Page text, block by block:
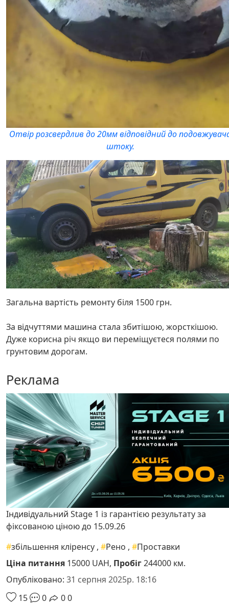
Отвір розсвердлив до 20мм відповідний до
штоку.
Загальна вартість ремонту біля 1500 грн.
За відчуттями машина стала збитішою, жорсткішою.
Дуже корисна річ якщо ви переміщуєтеся полями по
грунтовим дорогам.
Реклама
Індивідуальний Stage 1 із гарантією результату за
фіксованою ціною до 15.09.26
#збільшення кліренсу , #Рено , #Проставки
Ціна питання 15000 UAH, Пробіг244000 км.
Опубліковано: 31 серпня 2025р. 18:16
15
0 00